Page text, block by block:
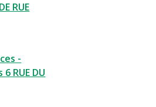
RUE
-
RUE DU